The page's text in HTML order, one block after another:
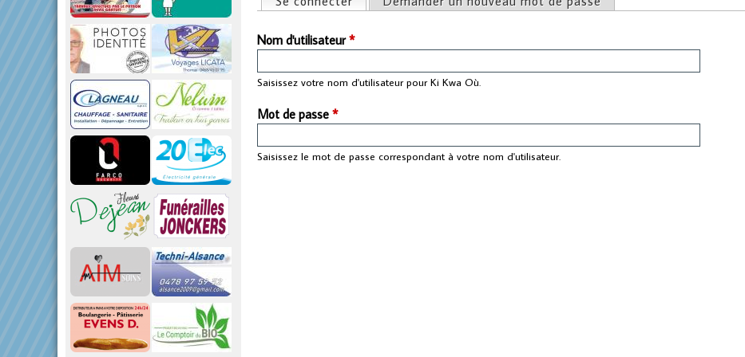
Onglets principaux
Nom d'utilisateur*
Saisissez votre nom d'utilisateur pour Ki Kwa Où.
Mot de passe *
Saisissez le mot de passe correspondant à votre nom d'utilisateur.
p
r
n
c
a